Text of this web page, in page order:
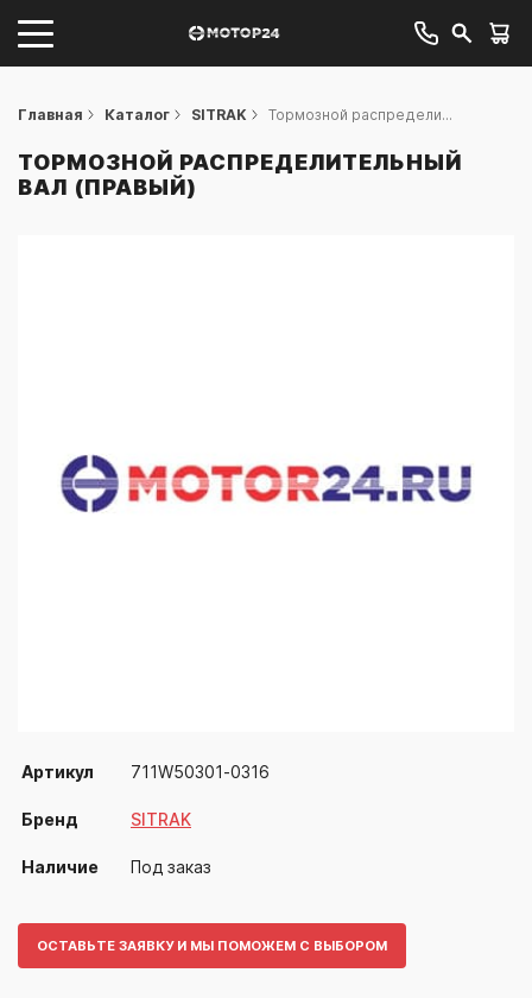
Главная Каталог SITRAK Тормозной распредели...
ТОРМОЗНОЙ РАСПРЕДЕЛИТЕЛЬНЫЙ
ВАЛ (ПРАВЫЙ)
Артикул 711W50301-0316
Бренд SITRAK
Наличие Под заказ
ОСТАВЬТЕ ЗАЯВКУ И МЫ ПОМОЖЕМ С ВЫБОРОМ